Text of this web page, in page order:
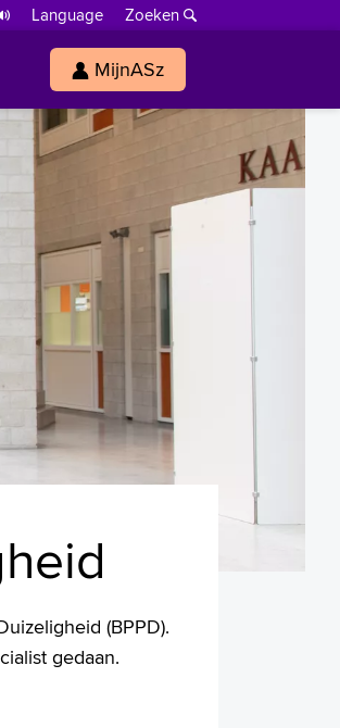
Language
Zoeken
MijnASz
(BPPD).
gedaan.